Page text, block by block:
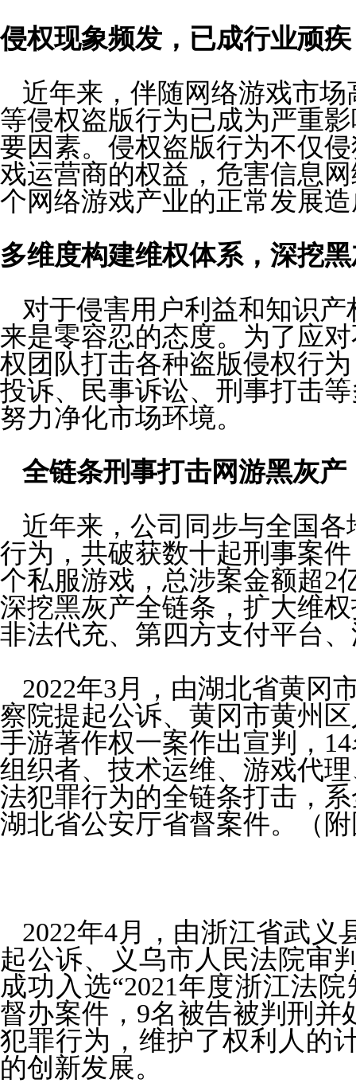
侵权现象频发，已成行业顽疾
近年来，伴随网络游戏市
等侵权盗版行为已成为严重
要因素。侵权盗版行为不仅
戏运营商的权益，危害信息
个网络游戏产业的正常发展
多维度构建维权体系，深挖黑
对于侵害用户利益和知识
来是零容忍的态度。为了应
权团队打击各种盗版侵权行
投诉、民事诉讼、刑事打击
努力净化市场环境。
全链条刑事打击网游黑灰产
近年来，公司同步与全国
行为，共破获数十起刑事案
个私服游戏，总涉案金额超2
深挖黑灰产全链条，扩大维
非法代充、第四方支付平台
2022年3月，由湖北省黄冈
察院提起公诉、黄冈市黄州
手游著作权一案作出宣判， 14
组织者、技术运维、游戏代
法犯罪行为的全链条打击，
湖北省公安厅省督案件。
（
2022年4月，由浙江省武义
起公诉、义乌市人民法院审
成功入选“2021年度浙江法
督办案件， 9名被告被判刑并
犯罪行为，维护了权利人的
的创新发展。